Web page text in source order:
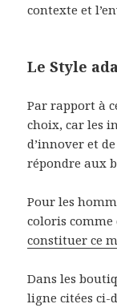
contexte et
Le Style
Par rapport à
choix, car les
d’innover et
répondre aux
Pour les
coloris
constituer ce
Dans les
ligne citées ci-